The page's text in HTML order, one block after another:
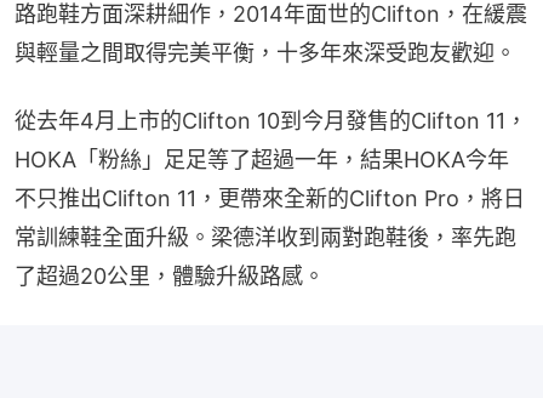
路跑鞋方面深耕細作，2014年面世的Clifton，在緩震
與輕量之間取得完美平衡，十多年來深受跑友歡迎。
從去年4月上市的Clifton 10到今月發售的Clifton 11，
HOKA「粉絲」足足等了超過一年，結果HOKA今年
不只推出Clifton 11，更帶來全新的Clifton Pro，將日
常訓練鞋全面升級。梁德洋收到兩對跑鞋後，率先跑
了超過20公里，體驗升級路感。